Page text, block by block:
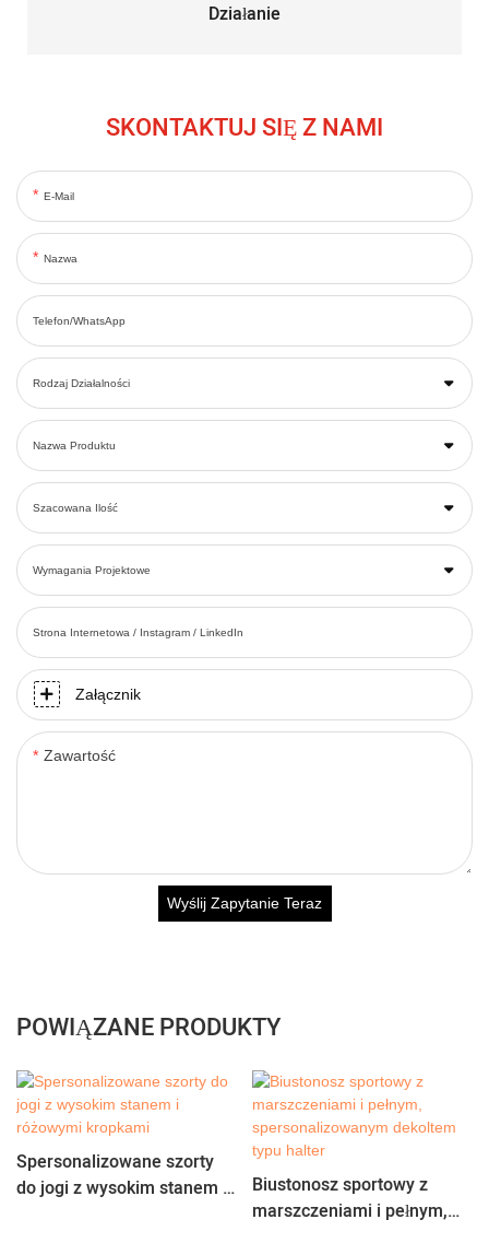
Działanie
SKONTAKTUJ SIĘ Z NAMI
E-Mail
Nazwa
Telefon/WhatsApp
Rodzaj Działalności
Nazwa Produktu
Szacowana Ilość
Wymagania Projektowe
Strona Internetowa / Instagram / LinkedIn
Załącznik
Zawartość
Wyślij Zapytanie Teraz
POWIĄZANE PRODUKTY
Spersonalizowane szorty
do jogi z wysokim stanem i
Biustonosz sportowy z
marszczeniami i pełnym,